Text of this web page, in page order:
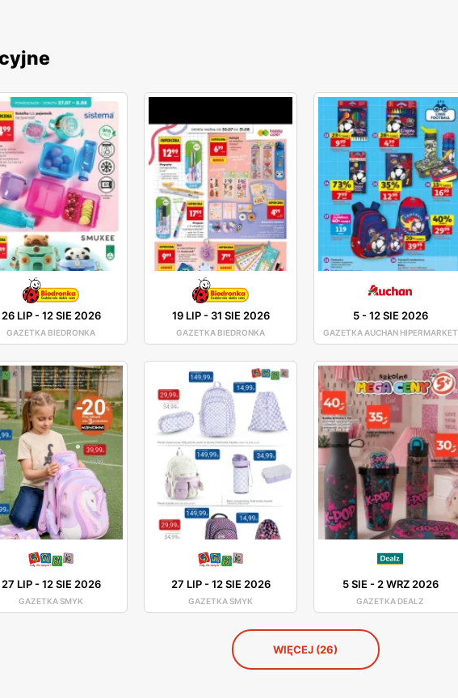
26 LIP-12 SIE 2026
GAZETKA BIEDRONKA
19 LIP- 31 SIE 2026
GAZETKA BIEDRONKA
5-12 SIE 2026
GAZETKA AUCHAN HIPERMARKET
27 LIP-12 SIE 2026
GAZETKA SMYK
27 LIP-12 SIE 2026
GAZETKA SMYK
5 SIE - 2 WRZ 2026
GAZETKA DEALZ
WIĘCEJ (26)